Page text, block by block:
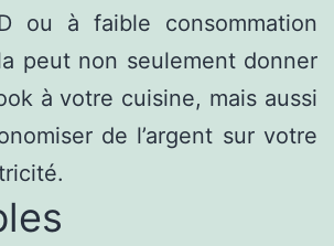
ou à faible consommation
peut non seulement donner
à votre cuisine, mais aussi
de l’argent sur votre